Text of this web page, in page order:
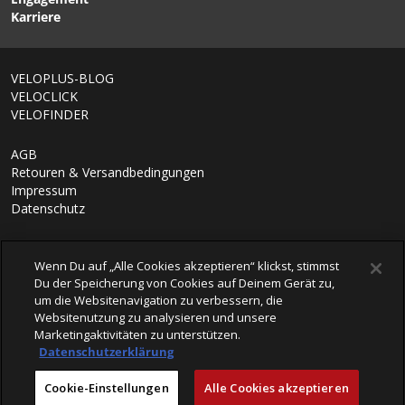
Karriere
VELOPLUS-BLOG
VELOCLICK
VELOFINDER
AGB
Retouren & Versandbedingungen
Impressum
Datenschutz
powered by polynorm
Wenn Du auf „Alle Cookies akzeptieren“ klickst, stimmst
Du der Speicherung von Cookies auf Deinem Gerät zu,
um die Websitenavigation zu verbessern, die
Websitenutzung zu analysieren und unsere
Marketingaktivitäten zu unterstützen.
Datenschutzerklärung
Cookie-Einstellungen Alle Cookies akzeptieren